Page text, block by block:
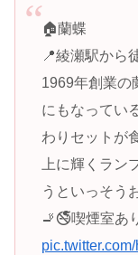
🏠蘭蝶
📍綾瀬駅から
1969年創業の
にもなってい
わりセットが
上に輝くラン
うといっそう
🚬🚭喫煙室あ